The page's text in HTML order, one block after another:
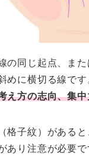
の同じ起点、ま
めに横切る線です
え方の志向、集
格子紋）があると
あり注意が必要で